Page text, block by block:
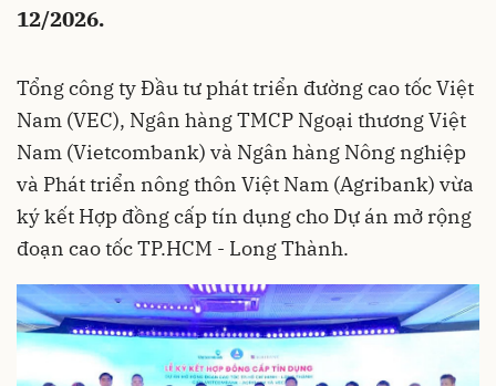
12/2026.
Tổng công ty Đầu tư phát triển đường cao tốc Việt
Nam (VEC), Ngân hàng TMCP Ngoại thương Việt
Nam (Vietcombank) và Ngân hàng Nông nghiệp
và Phát triển nông thôn Việt Nam (Agribank) vừa
ký kết Hợp đồng cấp tín dụng cho Dự án mở rộng
đoạn cao tốc TP.HCM - Long Thành.